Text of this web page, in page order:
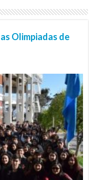
Olimpiadas de